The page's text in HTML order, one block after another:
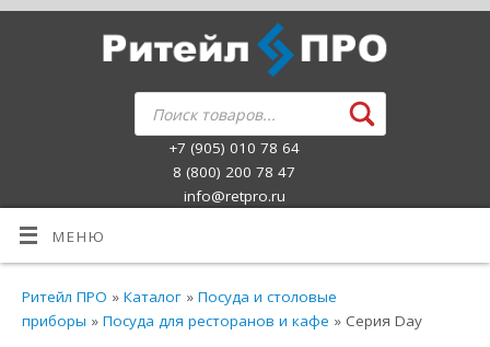
+7 (905) 010 78 64
8 (800) 200 78 47
info@retpro.ru
МЕНЮ
Ритейл ПРО »Каталог »Посуда и столовые
приборы »Посуда для ресторанов и кафе » Серия Day